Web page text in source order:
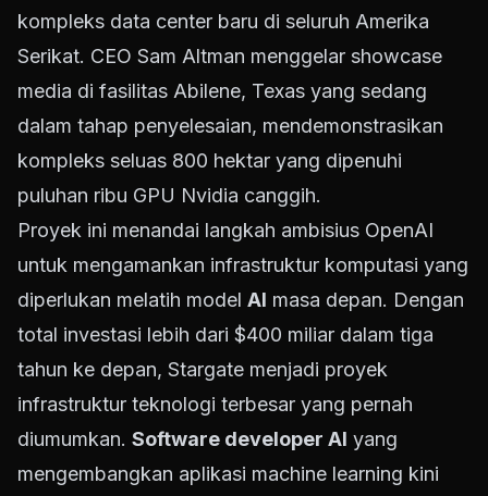
kompleks data center baru di seluruh Amerika
Serikat. CEO Sam Altman menggelar showcase
media di fasilitas Abilene, Texas yang sedang
dalam tahap penyelesaian, mendemonstrasikan
kompleks seluas 800 hektar yang dipenuhi
puluhan ribu GPU Nvidia canggih.
Proyek ini menandai langkah ambisius OpenAI
untuk mengamankan infrastruktur komputasi yang
diperlukan melatih model AI masa depan. Dengan
total investasi lebih dari $400 miliar dalam tiga
tahun ke depan, Stargate menjadi proyek
infrastruktur teknologi terbesar yang pernah
diumumkan. Software developer AI yang
mengembangkan aplikasi machine learning kini